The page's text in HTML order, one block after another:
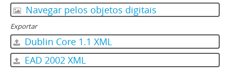
Navegar pelos objetos digitais
Exportar
Dublin Core 1.1 XML
EAD 2002 XML